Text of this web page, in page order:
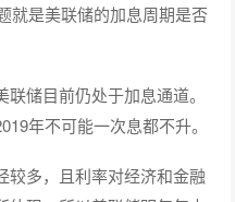
就是美联储的加息周期是否
储目前仍处于加息通道。
年不可能一次息都不升。
较多，且利率对经济和金融